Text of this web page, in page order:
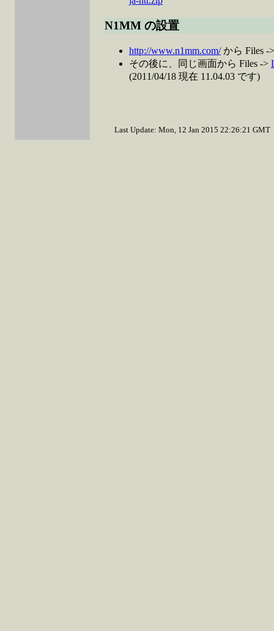
N1MM の設置
http://www.n1mm.com/から Files -
その後に、同じ画面から Files ->
(2011/04/18 現在 11.04.03 です)
Last Update: Mon, 12 Jan 2015 22:26:21 GMT